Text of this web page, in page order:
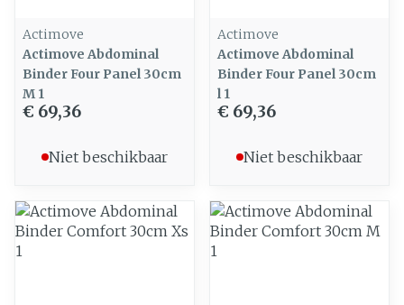
Actimove
Actimove Abdominal
Binder Four Panel 30cm
M 1
€ 69,36
Niet beschikbaar
Actimove
Actimove Abdominal
Binder Four Panel 30cm
l 1
€ 69,36
Niet beschikbaar